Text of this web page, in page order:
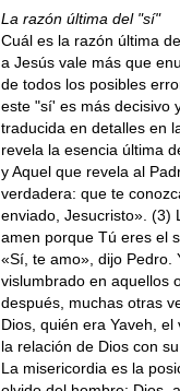
La razón última del "sí"
Cuál es la razón última
a Jesús vale más que
de todos los posibles
este "sí' es más decisivo
traducida en detalles en
revela la esencia última
y Aquel que revela al
verdadera: que te
enviado, Jesucristo». (3)
amen porque Tú eres el
«Sí, te amo», dijo Pedro.
vislumbrado en aque­llos
después, muchas otras
Dios, quién era Yaveh, el
la relación de Dios con
La misericordia es la